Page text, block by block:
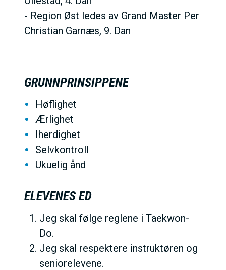
- Region Øst ledes av Grand Master Per
Christian Garnæs, 9. Dan
GRUNNPRINSIPPENE
Høflighet
Ærlighet
Iherdighet
Selvkontroll
Ukuelig ånd
ELEVENES ED
Jeg skal følge reglene i Taekwon-
Do.
Jeg skal respektere instruktøren og
seniorelevene.